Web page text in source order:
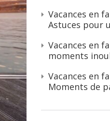
Vacances en
Astuces pour
Vacances en
moments
Vacances en
Moments de